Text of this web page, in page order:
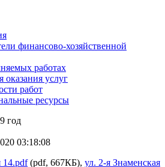
финансово-хозяйственной
работах
оказания услуг
работ
ресурсы
год
03:18:08
14.pdf(pdf, 667КБ), ул. 2-я Знаменская